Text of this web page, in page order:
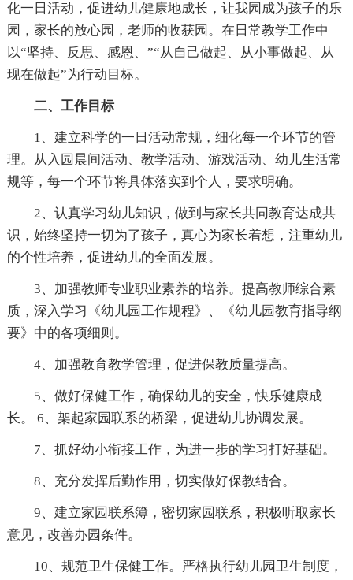
化一日活动，促进幼儿健康地成长，让我园成为孩子的乐
园，家长的放心园，老师的收获园。在日常教学工作中
以“坚持、反思、感恩、”“从自己做起、从小事做起、从
现在做起”为行动目标。
二、工作目标
1、建立科学的一日活动常规，细化每一个环节的管
理。从入园晨间活动、教学活动、游戏活动、幼儿生活常
规等，每一个环节将具体落实到个人，要求明确。
2、认真学习幼儿知识，做到与家长共同教育达成共
识，始终坚持一切为了孩子，真心为家长着想，注重幼儿
的个性培养，促进幼儿的全面发展。
3、加强教师专业职业素养的培养。提高教师综合素
质，深入学习《幼儿园工作规程》、《幼儿园教育指导纲
要》中的各项细则。
4、加强教育教学管理，促进保教质量提高。
5、做好保健工作，确保幼儿的安全，快乐健康成
长。 6、架起家园联系的桥梁，促进幼儿协调发展。
7、抓好幼小衔接工作，为进一步的学习打好基础。
8、充分发挥后勤作用，切实做好保教结合。
9、建立家园联系簿，密切家园联系，积极听取家长
意见，改善办园条件。
10、规范卫生保健工作。严格执行幼儿园卫生制度，